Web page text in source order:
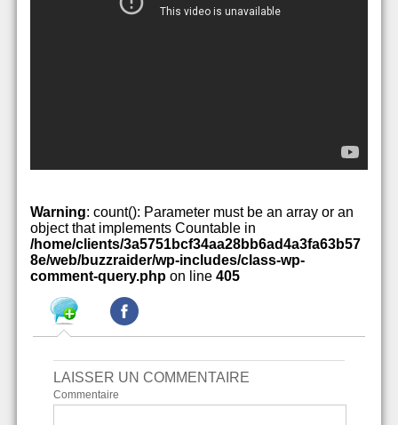
Warning: count(): Parameter must be an array or an
object that implements Countable in
/home/clients/3a5751bcf34aa28bb6ad4a3fa63b57
8e/web/buzzraider/wp-includes/class-wp-
comment-query.php on line 405
LAISSER UN COMMENTAIRE
Commentaire